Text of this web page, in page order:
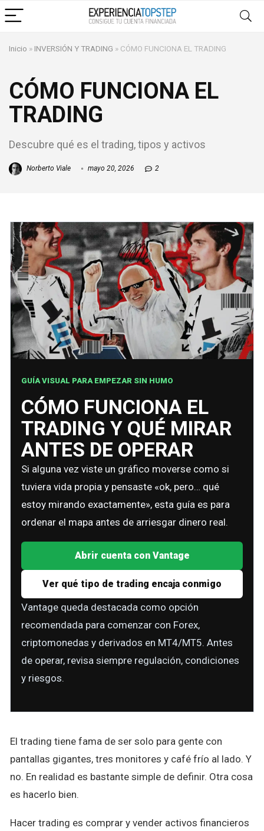
Inicio » INVERSIÓN Y TRADING » CÓMO FUNCIONA EL TRADING
CÓMO FUNCIONA EL
TRADING
Descubre qué es el trading, tipos y activos
Norberto Viale mayo 20, 2026 2
GUÍA VISUAL PARA EMPEZAR SIN HUMO
CÓMO FUNCIONA EL
TRADING Y QUÉ MIRAR
ANTES DE OPERAR
Si alguna vez viste un gráfico moverse como si
tuviera vida propia y pensaste «ok, pero… qué
estoy mirando exactamente», esta guía es para
ordenar el mapa antes de arriesgar dinero real.
Abrir cuenta con Vantage
Ver qué tipo de trading encaja conmigo
Vantage queda destacada como opción
recomendada para comenzar con Forex,
criptomonedas y derivados en MT4/MT5. Antes
de operar, revisa siempre regulación, condiciones
y riesgos.
El trading tiene fama de ser solo para gente con
pantallas gigantes, tres monitores y café frío al lado. Y
no. En realidad es bastante simple de definir. Otra cosa
es hacerlo bien.
Hacer trading es comprar y vender activos financieros